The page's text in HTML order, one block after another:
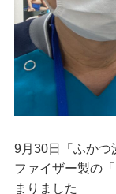
9月30日「ふかつ
ファイザー製の
まりました